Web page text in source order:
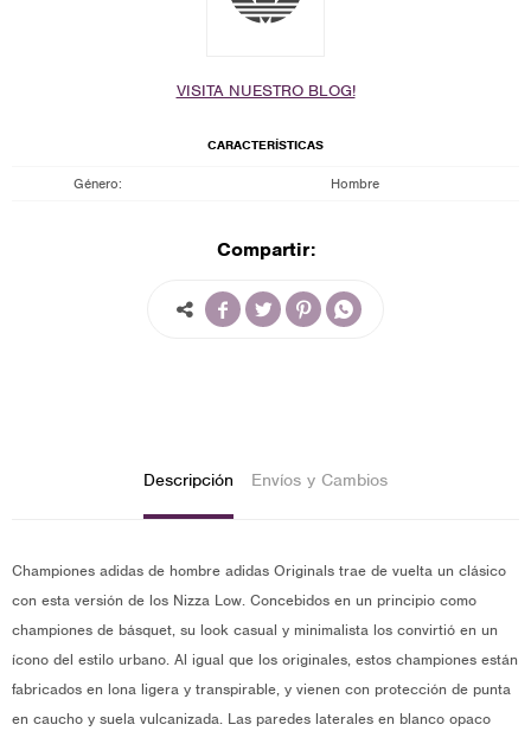
VISITA NUESTRO BLOG!
CARACTERÍSTICAS
Género Hombre
Compartir:
   
Descripción Envíos y Cambios
Championes adidas de hombre adidas Originals trae de vuelta un clásico
con esta versión de los Nizza Low. Concebidos en un principio como
championes de básquet, su look casual y minimalista los convirtió en un
ícono del estilo urbano. Al igual que los originales, estos championes están
fabricados en lona ligera y transpirable, y vienen con protección de punta
en caucho y suela vulcanizada. Las paredes laterales en blanco opaco